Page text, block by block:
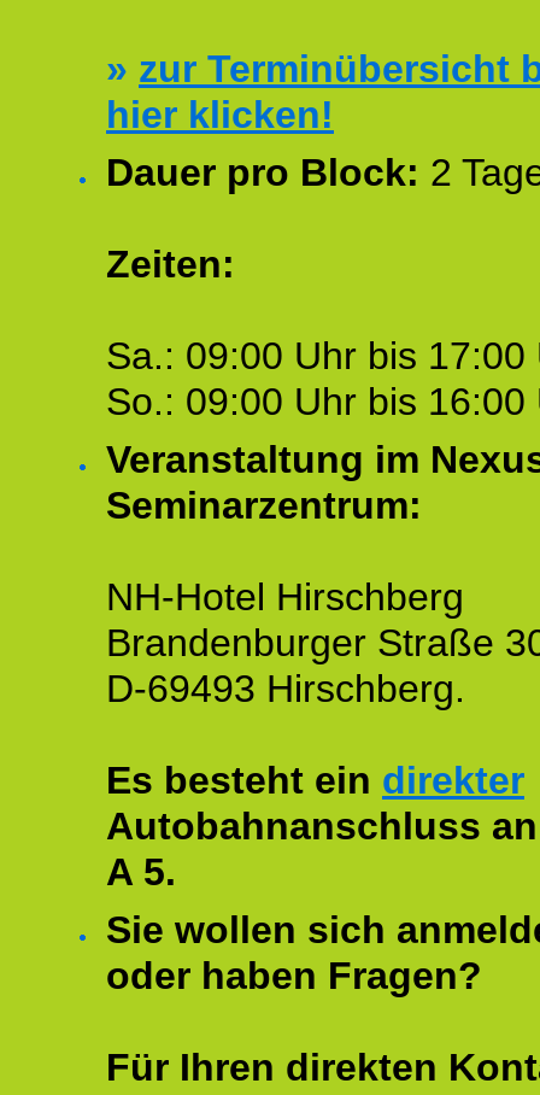
» zur Terminübersicht
hier klicken!
Dauer pro Block: 2
Zeiten:
Sa.: 09:00 Uhr bis 17:00
So.: 09:00 Uhr bis 16:00
Veranstaltung im
Seminarzentrum:
NH-Hotel Hirschberg
Brandenburger Straße
D-69493 Hirschberg.
Es besteht ein direkter
Autobahnanschluss
A 5.
Sie wollen sich
oder haben Fragen?
Für Ihren direkten